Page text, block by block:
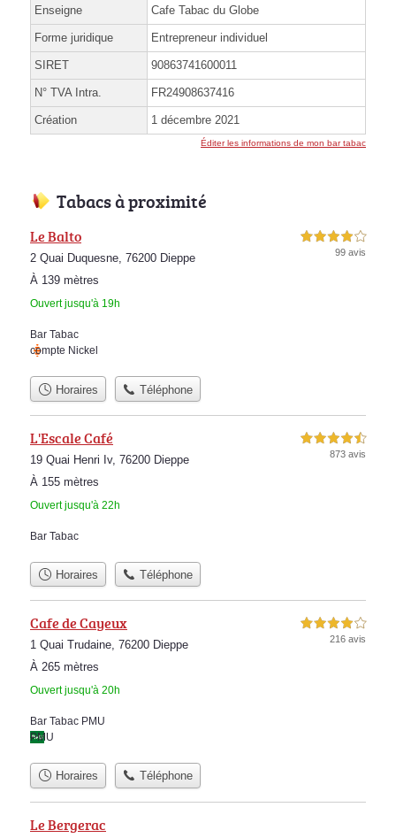
Enseigne Cafe Tabac du Globe
Forme juridique Entrepreneur individuel
SIRET 90863741600011
N° TVA Intra. FR24908637416
Création 1 décembre 2021
Éditer les informations de mon bar tabac
Tabacs à proximité
Le Balto
2 Quai Duquesne, 76200 Dieppe
À 139 mètres
Ouvert jusqu'à 19h
4,0 étoiles sur 5
99 avis
Bar Tabac
compte Nickel
Horaires Téléphone
L'Escale Café
19 Quai Henri Iv, 76200 Dieppe
À 155 mètres
Ouvert jusqu'à 22h
4,5 étoiles sur 5
873 avis
Bar Tabac
Horaires Téléphone
Cafe de Cayeux
1 Quai Trudaine, 76200 Dieppe
À 265 mètres
Ouvert jusqu'à 20h
4,0 étoiles sur 5
216 avis
Bar Tabac PMU
PMU
Horaires Téléphone
Le Bergerac